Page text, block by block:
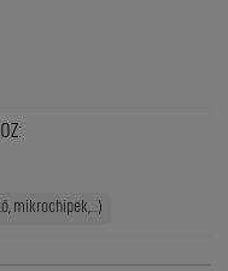
mikrochipek,...)